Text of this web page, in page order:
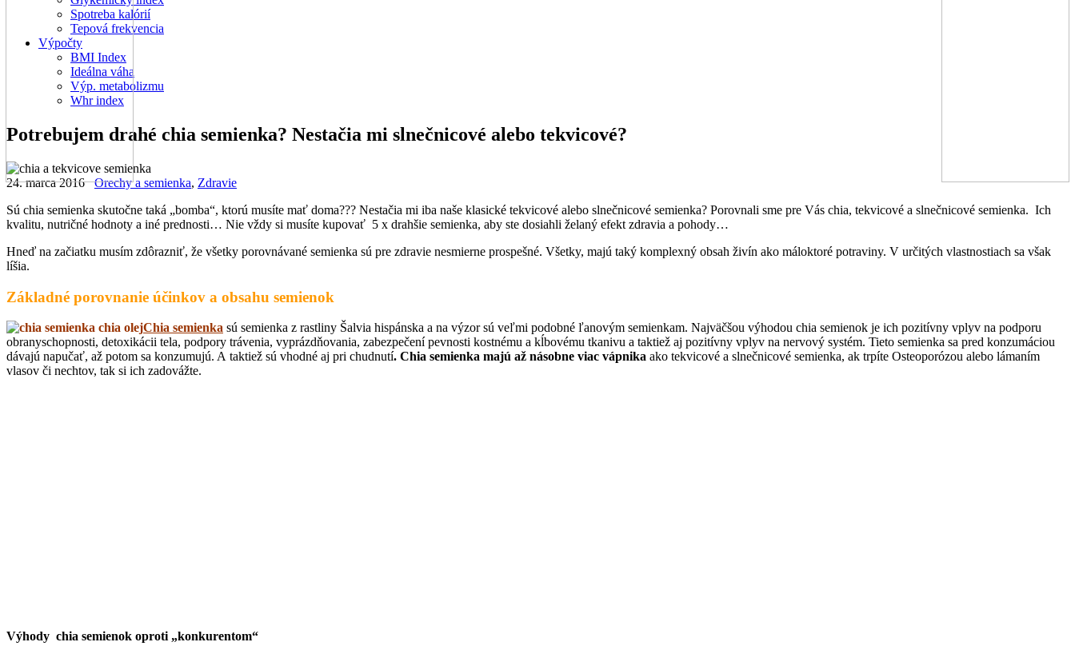
Spotreba kalórií
Tepová frekvencia
Výpočty
BMI Index
Ideálna váha
Výp. metabolizmu
Whr index
Potrebujem drahé chia semienka? Nestačia mi slnečnicové alebo tekvicové?
24. marca 2016 Orechy a semienka, Zdravie
Sú chia semienka skutočne taká „bomba“, ktorú musíte mať doma??? Nestačia mi iba naše klasické tekvicové alebo slnečnicové semienka? Porovnali sme pre Vás chia, tekvicové a slnečnicové semienka. Ich
kvalitu, nutričné hodnoty a iné prednosti… Nie vždy si musíte kupovať 5 x drahšie semienka, aby ste dosiahli želaný efekt zdravia a pohody…
Hneď na začiatku musím zdôrazniť, že všetky porovnávané semienka sú pre zdravie nesmierne prospešné. Všetky, majú taký komplexný obsah živín ako máloktoré potraviny. V určitých vlastnostiach sa však
líšia.
Základné porovnanie účinkov a obsahu semienok
Chia semienka sú semienka z rastliny Šalvia hispánska a na výzor sú veľmi podobné ľanovým semienkam. Najväčšou výhodou chia semienok je ich pozitívny vplyv na podporu
obranyschopnosti, detoxikácii tela, podpory trávenia, vyprázdňovania, zabezpečení pevnosti kostnému a kĺbovému tkanivu a taktiež aj pozitívny vplyv na nervový systém. Tieto semienka sa pred konzumáciou
dávajú napučať, až potom sa konzumujú. A taktiež sú vhodné aj pri chudnutí. Chia semienka majú až násobne viac vápnika ako tekvicové a slnečnicové semienka, ak trpíte Osteoporózou alebo lámaním
vlasov či nechtov, tak si ich zadovážte.
Výhody chia semienok oproti „konkurentom“